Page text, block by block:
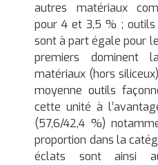
autres matériaux
pour 4 et 3,5 % ;
sont à part égale pour
premiers dominent
matériaux (hors
moyenne outils
cette unité à
(57,6/42,4 %)
proportion dans la
éclats sont ainsi